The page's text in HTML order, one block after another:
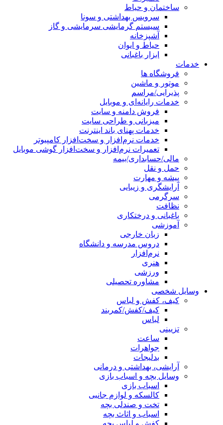
ساختمان و حیاط
سرویس بهداشتی و سونا
سیستم گرمایشی سرمایشی و گاز
آشپزخانه
حیاط و ایوان
ابزار باغبانی
خدمات
فروشگاه ها
موتور و ماشین
پذیرایی/مراسم
خدمات رایانه‌ای و موبایل
فروش دامنه و سایت
میزبانی و طراحی سایت
خدمات پهنای باند اینترنت
خدمات نرم‌افزار و سخت‌افزار کامپیوتر
تعمیرات نرم‌افزار و سخت‌افزار گوشی موبایل
مالی/حسابداری/بیمه
حمل و نقل
پیشه و مهارت
آرایشگری و زیبایی
سرگرمی
نظافت
باغبانی و درختکاری
آموزشی
زبان خارجی
دروس مدرسه و دانشگاه
نرم‌افزار
هنری
ورزشی
مشاوره تحصیلی
وسایل شخصی
کیف، کفش و لباس
کیف/کفش/کمربند
لباس
تزیینی
ساعت
جواهرات
بدلیجات
آرایشی، بهداشتی و درمانی
وسایل بچه و اسباب بازی
اسباب بازی
کالسکه و لوازم جانبی
تخت و صندلی بچه
اسباب و اثاث بچه